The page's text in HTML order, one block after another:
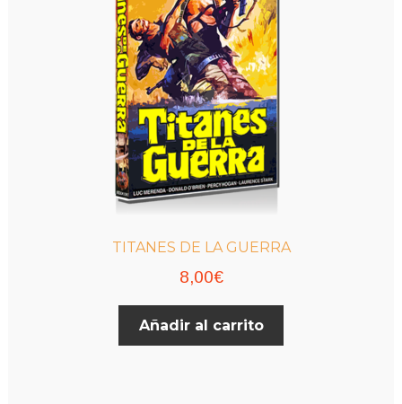
TITANES DE LA GUERRA
8,00€
Añadir al carrito